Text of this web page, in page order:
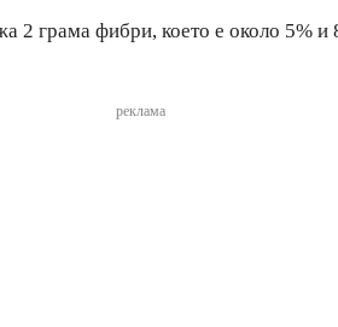
грама фибри, което е около 5%
реклама